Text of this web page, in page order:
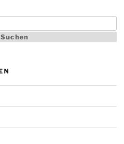
Suchen